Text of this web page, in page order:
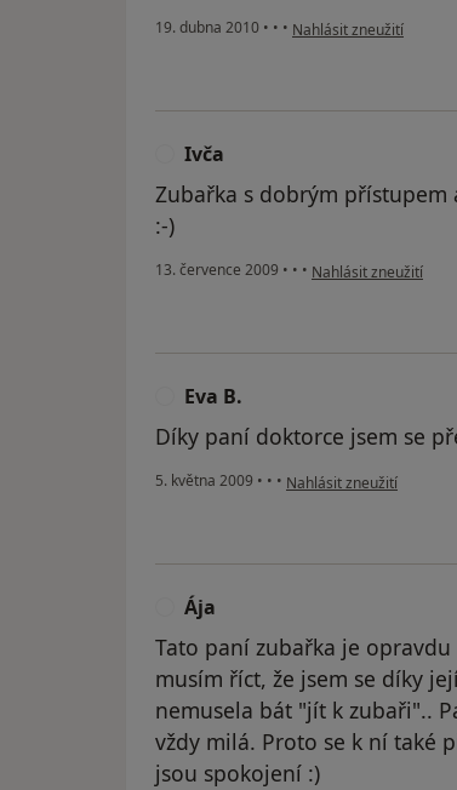
19. dubna 2010 • • • podle názoru uživatele
Nahlásit zneužití
Ivča
Zubařka s dobrým
:-)
13. července 2009 • • • podle názoru
Nahlásit zneužití
Eva B.
Díky paní doktorce jsem se
5. května 2009 • • • podle názoru uživatele
Nahlásit zneužití
Ája
Tato paní zubařka je
musím říct, že jsem se díky
nemusela bát "jít k zubaři"..
vždy milá. Proto se k ní také
jsou spokojení :)